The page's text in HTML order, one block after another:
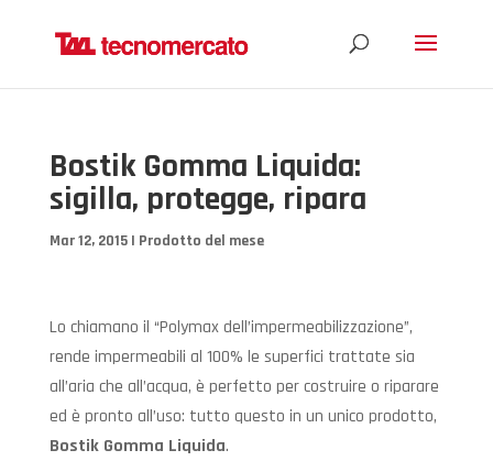
Bostik Gomma Liquida:
sigilla, protegge, ripara
Mar 12, 2015| Prodotto del mese
Lo chiamano il “Polymax dell’impermeabilizzazione”,
rende impermeabili al 100% le superfici trattate sia
all’aria che all’acqua, è perfetto per costruire o riparare
ed è pronto all’uso: tutto questo in un unico prodotto,
Bostik Gomma Liquida.